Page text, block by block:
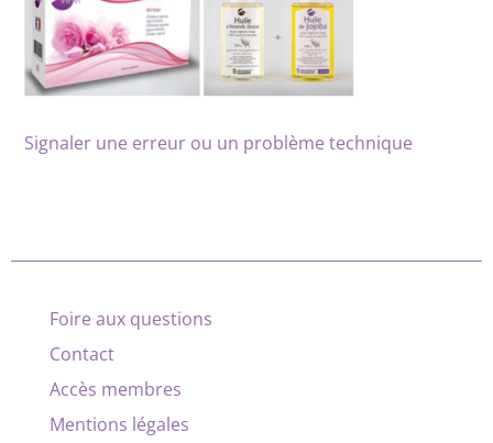
Signaler une erreur ou un problème technique
Foire aux questions
Contact
Accès membres
Mentions légales